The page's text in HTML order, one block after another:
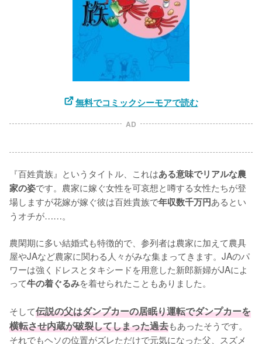
無料でコミックシーモアで読む
AD
『百姓貴族』というタイトル、これはある意味でリアルな農
家の姿です。農家に嫁ぐ女性を可哀想と噂する女性たちが登
場しますが花嫁が嫁ぐ彼は百姓貴族で年収数千万円あるとい
うオチが……。
農閑期に多い結婚式も特徴的で、参列者は農家に加えて農具
屋やJAなど農家に関わる人々がみな集まってきます。JAのパ
ワーは強くドレスとタキシードを用意した新郎新婦がJAによ
って牛の着ぐるみを着せられたこともありました。
そして伝説の父はダンプカーの居眠り運転でダンプカーを
横転させ内蔵が破裂してしまった過去もあったそうです。
それでもヘソの位置がズレただけで元気になった父、スズメ